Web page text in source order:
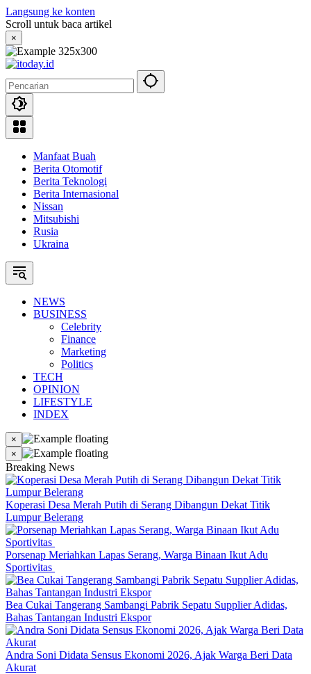
Langsung ke konten
Scroll untuk baca artikel
×
Manfaat Buah
Berita Otomotif
Berita Teknologi
Berita Internasional
Nissan
Mitsubishi
Rusia
Ukraina
NEWS
BUSINESS
Celebrity
Finance
Marketing
Politics
TECH
OPINION
LIFESTYLE
INDEX
×
×
Breaking News
Koperasi Desa Merah Putih di Serang Dibangun Dekat Titik
Lumpur Belerang
Porsenap Meriahkan Lapas Serang, Warga Binaan Ikut Adu
Sportivitas
Bea Cukai Tangerang Sambangi Pabrik Sepatu Supplier Adidas,
Bahas Tantangan Industri Ekspor
Andra Soni Didata Sensus Ekonomi 2026, Ajak Warga Beri Data
Akurat